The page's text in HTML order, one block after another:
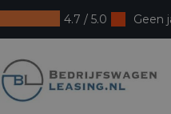
4.7 / 5.0 Geen